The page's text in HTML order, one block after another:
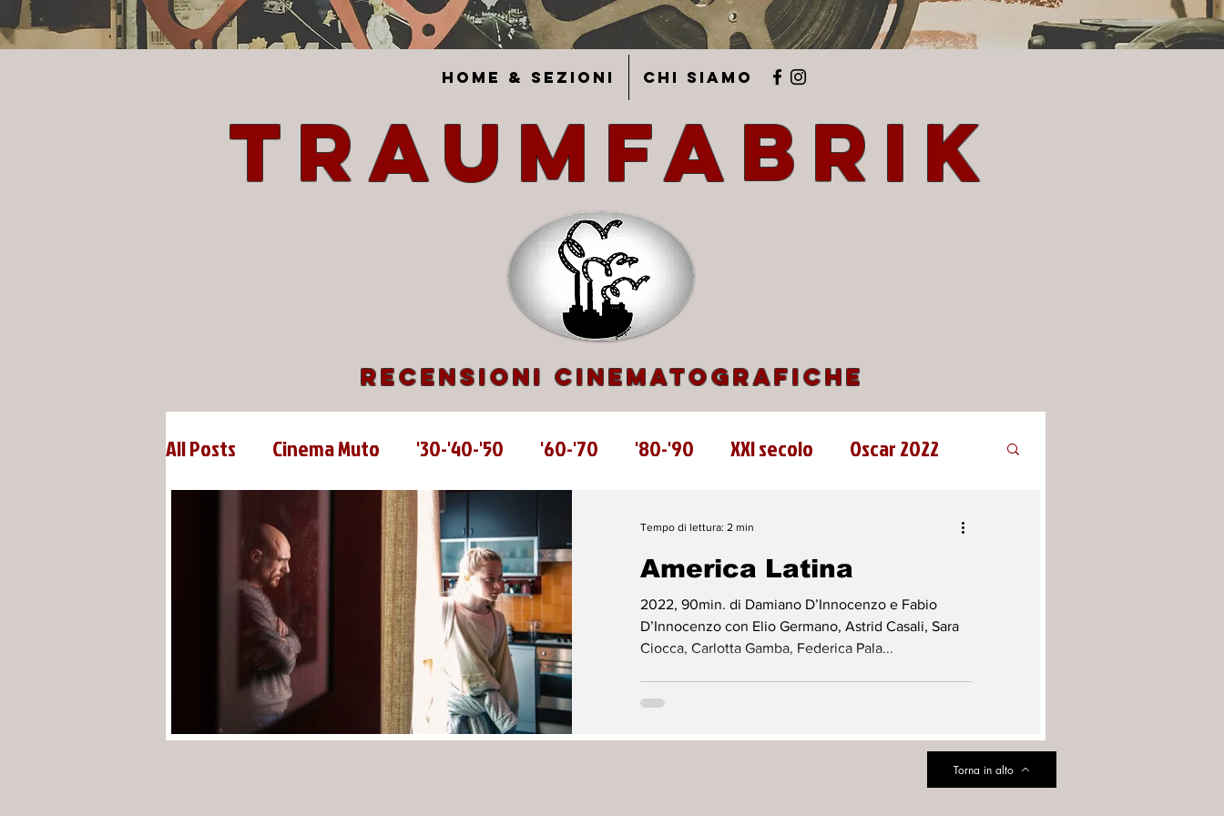
Home & Sezioni Chi siamo
Traumfabrik
blog di recensioni cinematografiche
recensioni cinematografiche
All Posts Cinema Muto '30-'40-'50 '60-'70 '80-'90 XXI secolo Oscar 2022
Michael Sarnoski
America Latina
2022, 90min. di Damiano D’Innocenzo e Fabio
D’Innocenzo con Elio Germano, Astrid Casali, Sara
Ciocca, Carlotta Gamba, Federica Pala...
Tempo di lettura: 2 min
Torna in alto